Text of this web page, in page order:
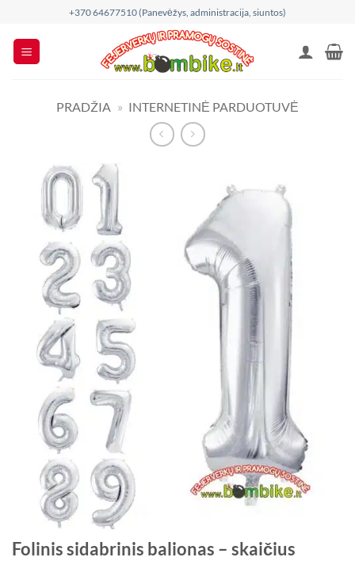
content
+370 64677510 (Panevėžys, administracija, siuntos)
PRADŽIA » INTERNETINĖ PARDUOTUVĖ
Folinis sidabrinis balionas – skaičius